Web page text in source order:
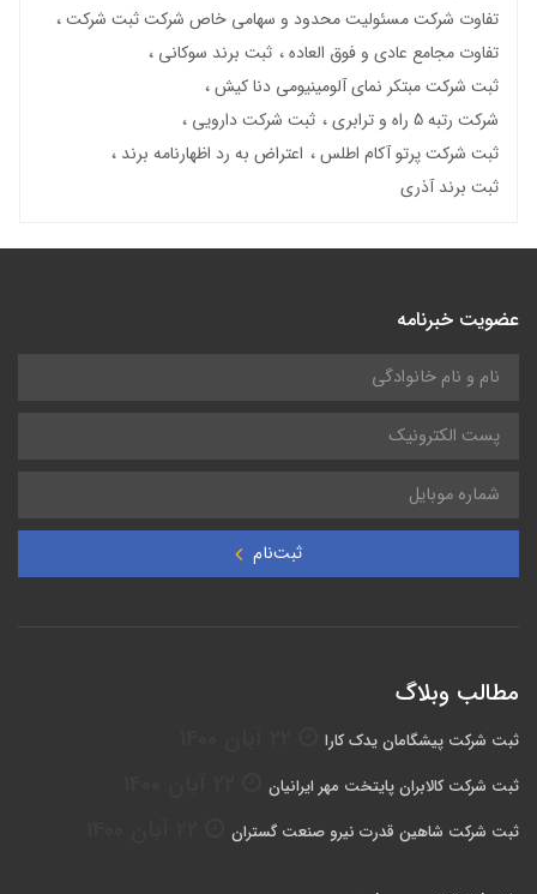
تفاوت شرکت مسئولیت محدود و سهامی خاص شرکت ثبت شرکت
تفاوت مجامع عادی و فوق العاده
ثبت برند سوکانی
ثبت شرکت مبتکر نمای آلومینیومی دنا کیش
شرکت رتبه 5 راه و ترابری
ثبت شرکت دارویی
ثبت شرکت پرتو آکام اطلس
اعتراض به رد اظهارنامه برند
ثبت برند آذری
عضویت خبرنامه
ثبت‌نام
مطالب وبلاگ
ثبت شرکت پیشگامان یدک کارا
ثبت شرکت کالابران پایتخت مهر ایرانیان
ثبت شرکت شاهین قدرت نیرو صنعت گستران